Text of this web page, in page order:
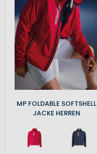
MP FOLDABLE SOFTSHELL
JACKE HERREN